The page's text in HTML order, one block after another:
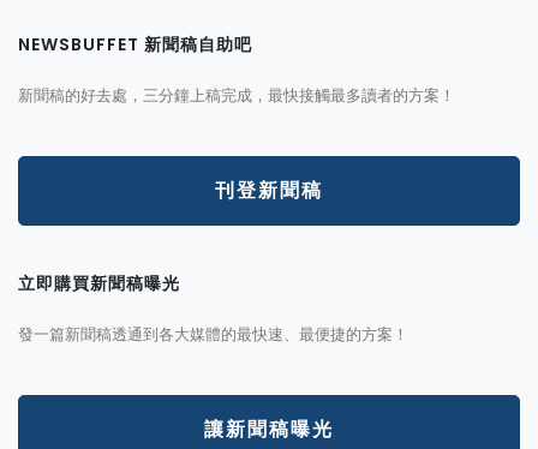
NEWSBUFFET 新聞稿自助吧
新聞稿的好去處，三分鐘上稿完成，最快接觸最多讀者的方案！
刊登新聞稿
立即購買新聞稿曝光
發一篇新聞稿透通到各大媒體的最快速、最便捷的方案！
讓新聞稿曝光